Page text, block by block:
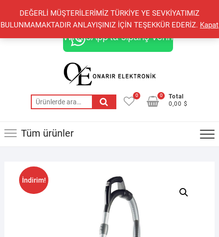
DEĞERLİ MÜŞTERİLERİMİZ TÜRKİYE YE SEVKİYATIMIZ
BULUNMAMAKTADIR ANLAYIŞINIZ İÇİN TEŞEKKÜR EDERİZ. Kapat
content
+90 548 821 78 85 +90 548 855 25 53
onarirelektronik@gmail.com
WhatsApp'ta sipariş verin
Ara:
0
Total
0,00 $
0
Tüm ürünler
İndirim!